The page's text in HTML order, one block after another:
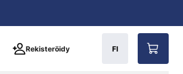
Rekisteröidy FI